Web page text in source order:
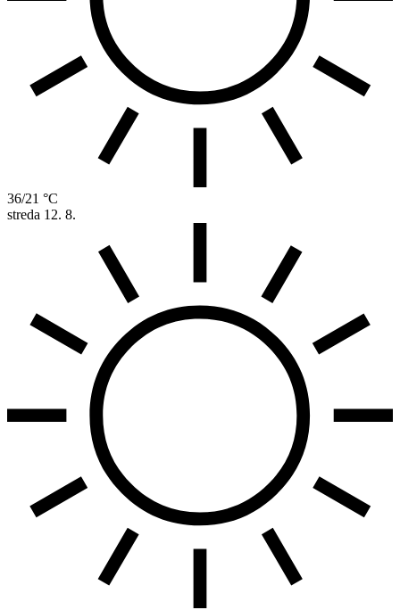
36/21 °C
streda 12. 8.